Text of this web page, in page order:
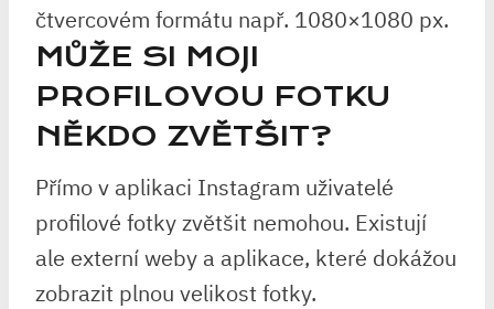
čtvercovém formátu např. 1080×1080 px.
MŮŽE SI MOJI
PROFILOVOU FOTKU
NĚKDO ZVĚTŠIT?
Přímo v aplikaci Instagram uživatelé
profilové fotky zvětšit nemohou. Existují
ale externí weby a aplikace, které dokážou
zobrazit plnou velikost fotky.